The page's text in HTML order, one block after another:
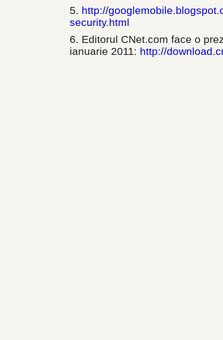
5. http://
security.html
6. Editorul CNet.com face o
ianuarie 2011: http://